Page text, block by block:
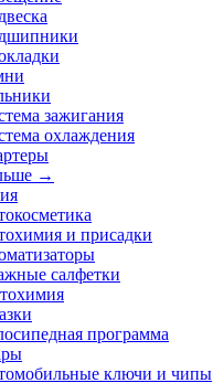
зажигания
охлаждения
→
и присадки
салфетки
программа
ключи и чипы